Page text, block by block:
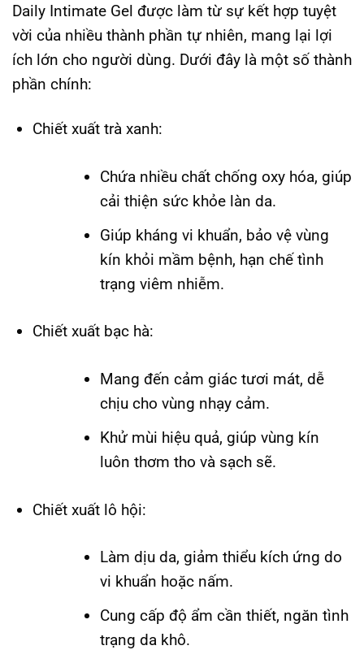
Daily Intimate Gel được làm từ sự kết hợp tuyệt
vời của nhiều thành phần tự nhiên, mang lại lợi
ích lớn cho người dùng. Dưới đây là một số thành
phần chính:
Chiết xuất trà xanh:
Chứa nhiều chất chống oxy hóa, giúp
cải thiện sức khỏe làn da.
Giúp kháng vi khuẩn, bảo vệ vùng
kín khỏi mầm bệnh, hạn chế tình
trạng viêm nhiễm.
Chiết xuất bạc hà:
Mang đến cảm giác tươi mát, dễ
chịu cho vùng nhạy cảm.
Khử mùi hiệu quả, giúp vùng kín
luôn thơm tho và sạch sẽ.
Chiết xuất lô hội:
Làm dịu da, giảm thiểu kích ứng do
vi khuẩn hoặc nấm.
Cung cấp độ ẩm cần thiết, ngăn tình
trạng da khô.